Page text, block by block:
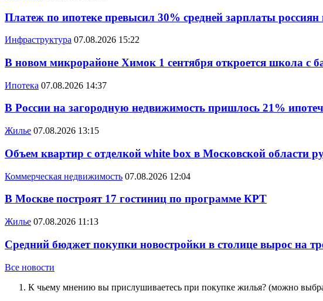
Платеж по ипотеке превысил 30% средней зарплаты россиян
Инфраструктура 07.08.2026 15:22
В новом микрорайоне Химок 1 сентября откроется школа с
Ипотека 07.08.2026 14:37
В России на загородную недвижимость пришлось 21%
Жилье 07.08.2026 13:15
Объем квартир с отделкой white box в Московской области
Коммерческая недвижимость 07.08.2026 12:04
В Москве построят 17 гостиниц по программе КРТ
Жилье 07.08.2026 11:13
Средний бюджет покупки новостройки в столице вырос на
Все новости
К чьему мнению вы прислушиваетесь при покупке жилья? (можно